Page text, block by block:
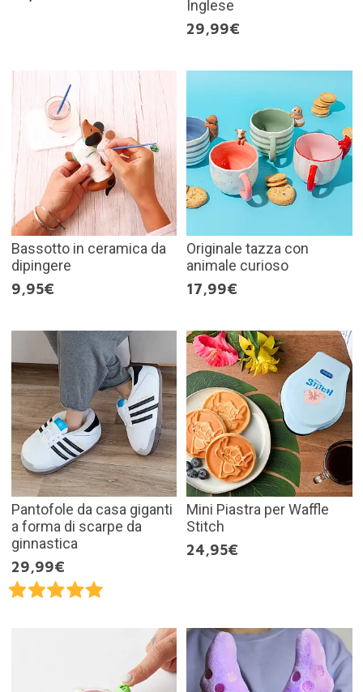
Inglese
29,99€
Bassotto in ceramica da
dipingere
9,95€
Originale tazza con
animale curioso
17,99€
Pantofole da casa giganti
a forma di scarpe da
ginnastica
29,99€
Mini Piastra per Waffle
Stitch
24,95€